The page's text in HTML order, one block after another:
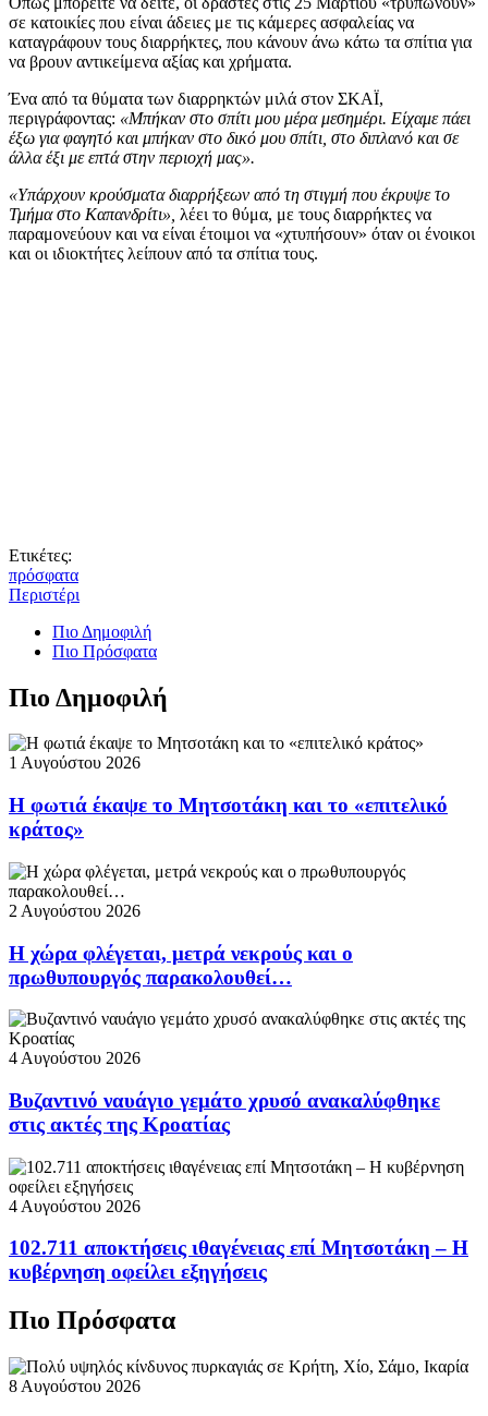
σε κατοικίες που είναι άδειες με τις κάμερες ασφαλείας να
καταγράφουν τους διαρρήκτες, που κάνουν άνω κάτω τα σπίτια για
να βρουν αντικείμενα αξίας και χρήματα.
Ένα από τα θύματα των διαρρηκτών μιλά στον ΣΚΑΪ,
περιγράφοντας: «Μπήκαν στο σπίτι μου μέρα μεσημέρι. Είχαμε πάει
έξω για φαγητό και μπήκαν στο δικό μου σπίτι, στο διπλανό και σε
άλλα έξι με επτά στην περιοχή μας».
«Υπάρχουν κρούσματα διαρρήξεων από τη στιγμή που έκρυψε το
Τμήμα στο Καπανδρίτι», λέει το θύμα, με τους διαρρήκτες να
παραμονεύουν και να είναι έτοιμοι να «χτυπήσουν» όταν οι ένοικοι
και οι ιδιοκτήτες λείπουν από τα σπίτια τους.
Ετικέτες:
πρόσφατα
Περιστέρι
Πιο Δημοφιλή
Πιο Πρόσφατα
Πιο Δημοφιλή
1 Αυγούστου 2026
Η φωτιά έκαψε το Μητσοτάκη και το «επιτελικό
κράτος»
2 Αυγούστου 2026
Η χώρα φλέγεται, μετρά νεκρούς και ο
πρωθυπουργός παρακολουθεί…
4 Αυγούστου 2026
Βυζαντινό ναυάγιο γεμάτο χρυσό ανακαλύφθηκε
στις ακτές της Κροατίας
4 Αυγούστου 2026
102.711 αποκτήσεις ιθαγένειας επί Μητσοτάκη – Η
κυβέρνηση οφείλει εξηγήσεις
Πιο Πρόσφατα
8 Αυγούστου 2026